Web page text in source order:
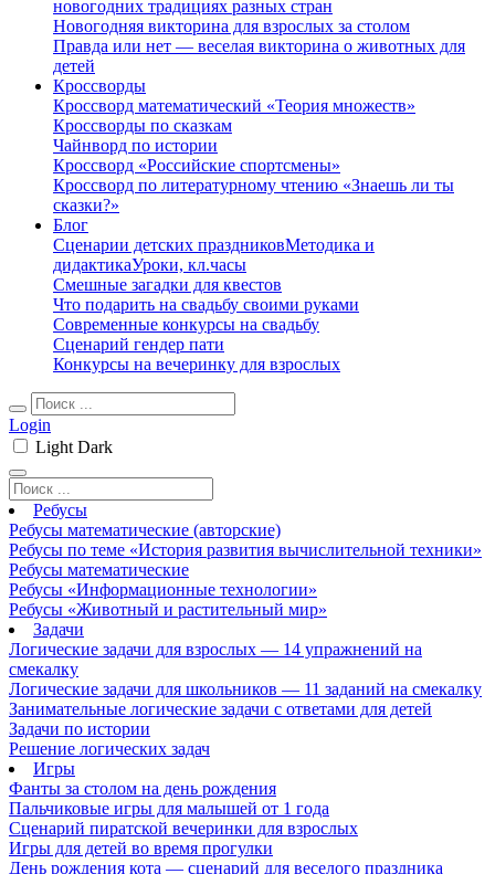
новогодних традициях разных стран
Новогодняя викторина для взрослых за столом
Правда или нет — веселая викторина о животных для
детей
Кроссворды
Кроссворд математический «Теория множеств»
Кроссворды по сказкам
Чайнворд по истории
Кроссворд «Российские спортсмены»
Кроссворд по литературному чтению «Знаешь ли ты
сказки?»
Блог
Сценарии детских праздниковМетодика и
дидактикаУроки, кл.часы
Смешные загадки для квестов
Что подарить на свадьбу своими руками
Современные конкурсы на свадьбу
Сценарий гендер пати
Конкурсы на вечеринку для взрослых
Login
Light Dark
Ребусы
Ребусы математические (авторские)
Ребусы по теме «История развития вычислительной техники»
Ребусы математические
Ребусы «Информационные технологии»
Ребусы «Животный и растительный мир»
Задачи
Логические задачи для взрослых — 14 упражнений на
смекалку
Логические задачи для школьников — 11 заданий на смекалку
Занимательные логические задачи с ответами для детей
Задачи по истории
Решение логических задач
Игры
Фанты за столом на день рождения
Пальчиковые игры для малышей от 1 года
Сценарий пиратской вечеринки для взрослых
Игры для детей во время прогулки
День рождения кота — сценарий для веселого праздника